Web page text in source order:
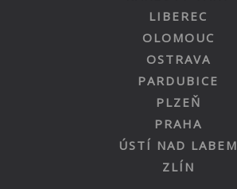
LIBEREC
OLOMOUC
OSTRAVA
PARDUBICE
PLZEŇ
PRAHA
ÚSTÍ NAD LABEM
ZLÍN